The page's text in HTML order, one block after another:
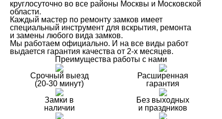
круглосуточно во все районы Москвы и Московской
области.
Каждый мастер по ремонту замков имеет
специальный инструмент для вскрытия, ремонта
и замены любого вида замков.
Мы работаем официально. И на все виды работ
выдается гарантия качества от 2-х месяцев.
Преимущества работы с нами
Срочный выезд
(20-30 минут)
Расширенная
гарантия
Замки в
наличии
Без выходных
и праздников